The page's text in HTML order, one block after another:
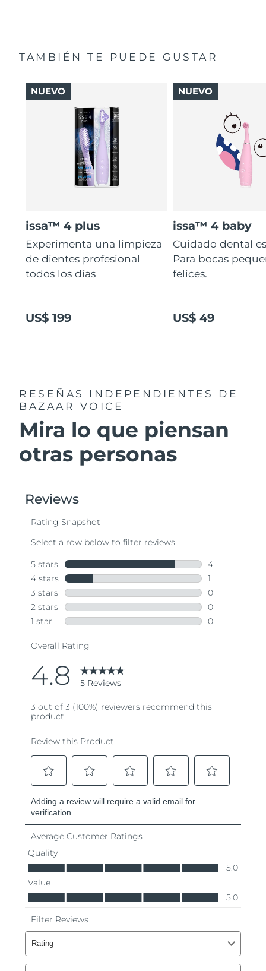
TAMBIÉN TE PUEDE GUSTAR
issa™ 4 plus
Experimenta una limpieza
de dientes profesional
todos los días
US$ 199
NUEVO
issa™ 4 baby
Cuidado dental
Para bocas
felices.
US$ 49
NUEVO
RESEÑAS INDEPENDIENTES
DE
BAZAAR VOICE
Mira lo que piensan
otras personas